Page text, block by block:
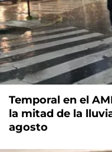
Temporal en el
la mitad de la
agosto